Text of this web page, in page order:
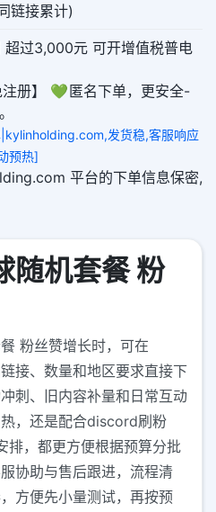
链接累计)
超过3,000元 可开增值税普电
册】 💚 匿名下单，更安全-
发货稳,客服响应
预热]
平台的下单信息保密,
随机套餐 粉
粉丝赞增长时，可在
接、数量和地区要求直接下
刺、旧内容补量和日常互动
，还是配合discord刷粉
排，都更方便根据预算分批
协助与售后跟进，流程清
方便先小量测试，再按预